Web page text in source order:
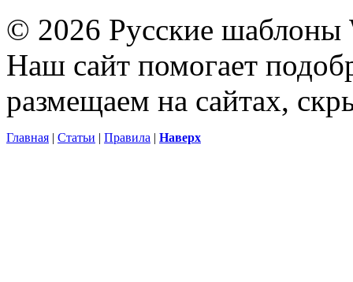
© 2026 Русские шаблоны
Наш сайт помогает
размещаем на сайтах,
Главная | Статьи | Правила | Наверх